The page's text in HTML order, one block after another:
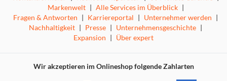
Markenwelt | Alle Services im Überblick |
Fragen & Antworten | Karriereportal | Unternehmer werden |
Nachhaltigkeit | Presse | Unternehmensgeschichte |
Expansion | Über expert
Wir akzeptieren im Onlineshop folgende Zahlarten